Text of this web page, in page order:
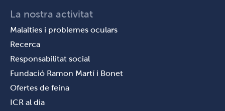
La nostra activitat
Malalties i problemes oculars
Recerca
Responsabilitat social
Fundació Ramon Martí i Bonet
Ofertes de feina
ICR al dia